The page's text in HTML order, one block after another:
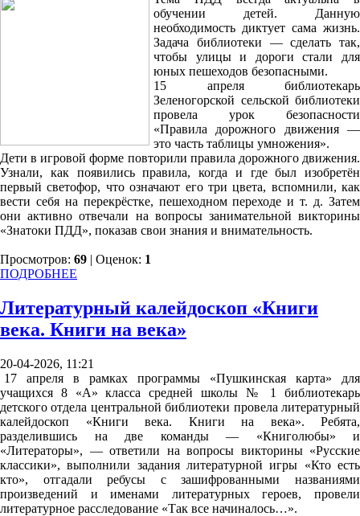
обучении детей. Данную
необходимость диктует сама жизнь.
Задача библиотеки — сделать так,
чтобы улицы и дороги стали для
юных пешеходов безопасными.
15 апреля библиотекарь
Зеленогорской сельской библиотеки
провела урок безопасности
«Правила дорожного движения —
это часть таблицы умножения».
Дети в игровой форме повторили правила дорожного движения.
Узнали, как появились правила, когда и где был изобретён
первый светофор, что означают его три цвета, вспомнили, как
вести себя на перекрёстке, пешеходном переходе и т. д. Затем
они активно отвечали на вопросы занимательной викторины
«Знатоки ПДД», показав свои знания и внимательность.
Просмотров: 69 | Оценок: 1
ПОДРОБНЕЕ
Литературный калейдоскоп «Книги
века. Книги на века»
20-04-2026, 11:21
17 апреля в рамках программы «Пушкинская карта» для
учащихся 8 «А» класса средней школы № 1 библиотекарь
детского отдела центральной библиотеки провела литературный
калейдоскоп «Книги века. Книги на века». Ребята,
разделившись на две команды — «Книголюбы» и
«Литераторы», — ответили на вопросы викторины «Русские
классики», выполнили задания литературной игры «Кто есть
кто», отгадали ребусы с зашифрованными названиями
произведений и именами литературных героев, провели
литературное расследование «Так все начиналось…».